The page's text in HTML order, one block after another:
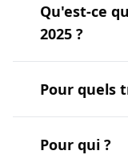
Qu'est-ce
2025 ?
Pour quels
Pour qui ?